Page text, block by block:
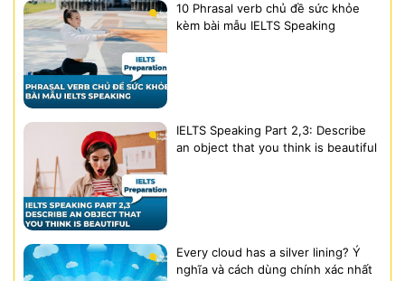
10 Phrasal verb chủ đề sức khỏe
kèm bài mẫu IELTS Speaking
IELTS Speaking Part 2,3: Describe
an object that you think is beautiful
Every cloud has a silver lining? Ý
nghĩa và cách dùng chính xác nhất